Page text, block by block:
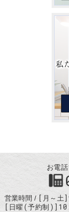
お電
営業時間
[月～
[日曜(予約制